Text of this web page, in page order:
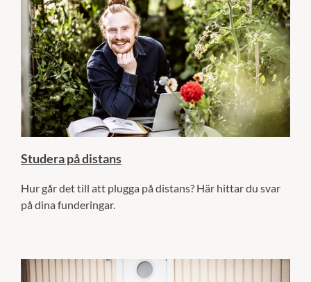
Studera på distans
Hur går det till att plugga på distans? Här hittar du svar
på dina funderingar.